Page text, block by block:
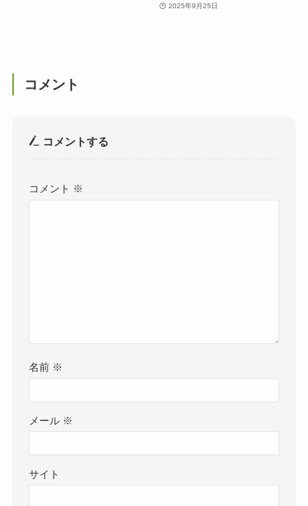
2025年9月25日
コメント
コメントする
コメント ※
名前 ※
メール ※
サイト